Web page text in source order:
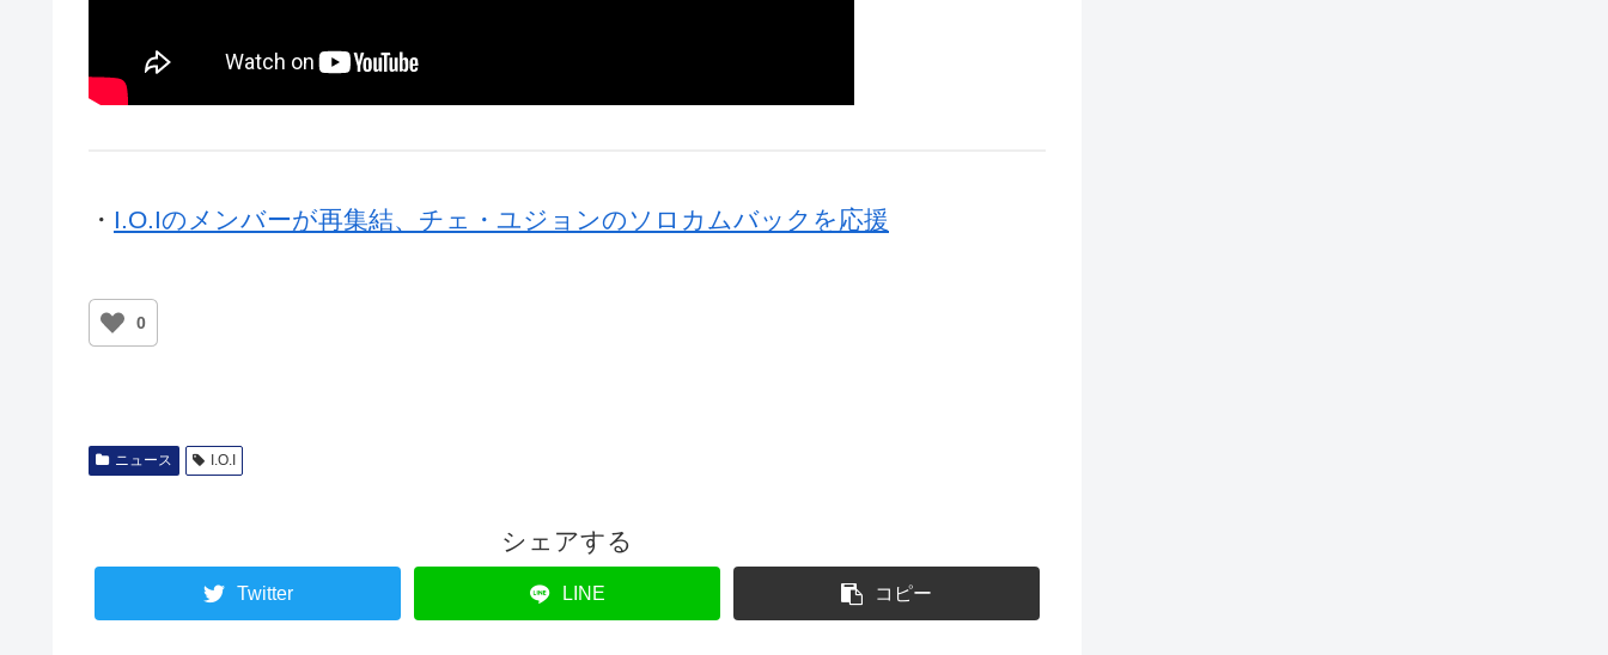
・ I.O.Iのメンバーが再集結、チェ・ユジョンのソロカムバックを応援
0
ニュース I.O.I
シェアする
Twitter LINE コピー